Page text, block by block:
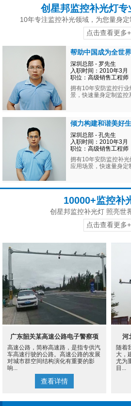
创星邦监控补光灯专
10年专注监控补光领域，为您量身
点击查看更多+
帮助中国成为全世
深圳总部 - 罗先生
入职时间：2010年3月
职位：高级销售工程师
拥有10年安防监控行
景，快速量身定制监控
倾力构建和谐美好生
深圳总部 - 孔先生
入职时间：2010年3月
职位：高级销售工程师
拥有10年安防监控补
应用场景，快速量身定
10000+监控补
创星邦监控补光灯 照亮世
点击查看更多+
广东韶关某高速公路电子警察项
目
高速公路，简称高速路，是指专供汽
车高速行驶的公路。高速公路的发展
对城市群空间结构演化有重要的影
响...
查看详情
河
随着
大，
尤为
目...